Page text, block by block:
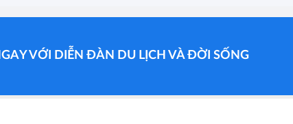
VỚI DIỄN ĐÀN DU LỊCH VÀ ĐỜI SỐNG